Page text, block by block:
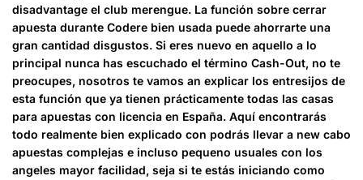
disadvantage el club merengue. La función sobre cerrar
apuesta durante Codere bien usada puede ahorrarte una
gran cantidad disgustos. Si eres nuevo en aquello a lo
principal nunca has escuchado el término Cash-Out, no te
preocupes, nosotros te vamos an explicar los entresijos de
esta función que ya tienen prácticamente todas las casas
para apuestas con licencia en España. Aquí encontrarás
todo realmente bien explicado con podrás llevar a new cabo
apuestas complejas e incluso pequeno usuales con los
angeles mayor facilidad, seja si te estás iniciando como